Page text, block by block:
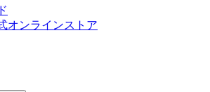
オンラインストア